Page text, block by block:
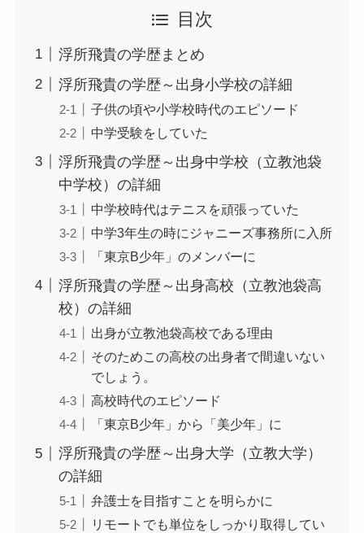
目次
浮所飛貴の学歴まとめ
浮所飛貴の学歴～出身小学校の詳細
子供の頃や小学校時代のエピソード
中学受験をしていた
浮所飛貴の学歴～出身中学校（立教池袋
中学校）の詳細
中学校時代はテニスを頑張っていた
中学3年生の時にジャニーズ事務所に入所
「東京B少年」のメンバーに
浮所飛貴の学歴～出身高校（立教池袋高
校）の詳細
出身が立教池袋高校である理由
そのためこの高校の出身者で間違いない
でしょう。
高校時代のエピソード
「東京B少年」から「美少年」に
浮所飛貴の学歴～出身大学（立教大学）
の詳細
弁護士を目指すことを明らかに
リモートでも単位をしっかり取得してい